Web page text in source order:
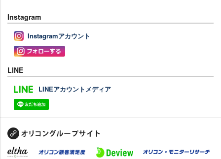
Instagram
Instagramアカウント
LINE
LINEアカウントメディア